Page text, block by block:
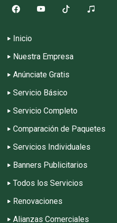
Inicio
Nuestra Empresa
Anúnciate Gratis
Servicio Básico
Servicio Completo
Comparación de Paquetes
Servicios Individuales
Banners Publicitarios
Todos los Servicios
Renovaciones
Alianzas Comerciales